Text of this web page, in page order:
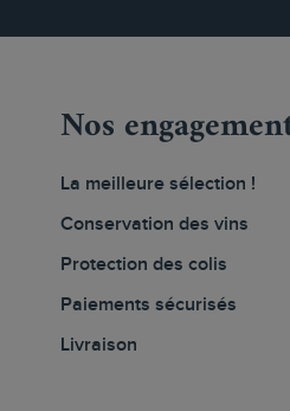
Nos
La meilleure sélection !
Conservation des vins
Protection des colis
Paiements sécurisés
Livraison